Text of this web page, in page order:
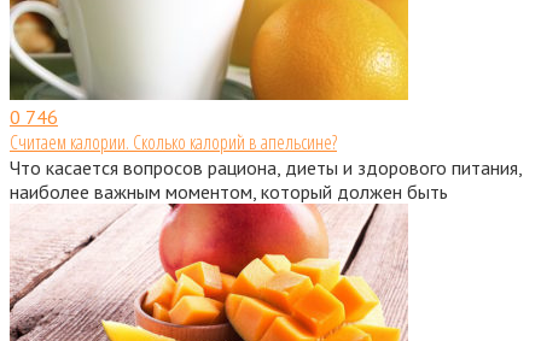
0 746
Считаем калории. Сколько калорий в апельсине?
Что касается вопросов рациона, диеты и здорового питания,
наиболее важным моментом, который должен быть